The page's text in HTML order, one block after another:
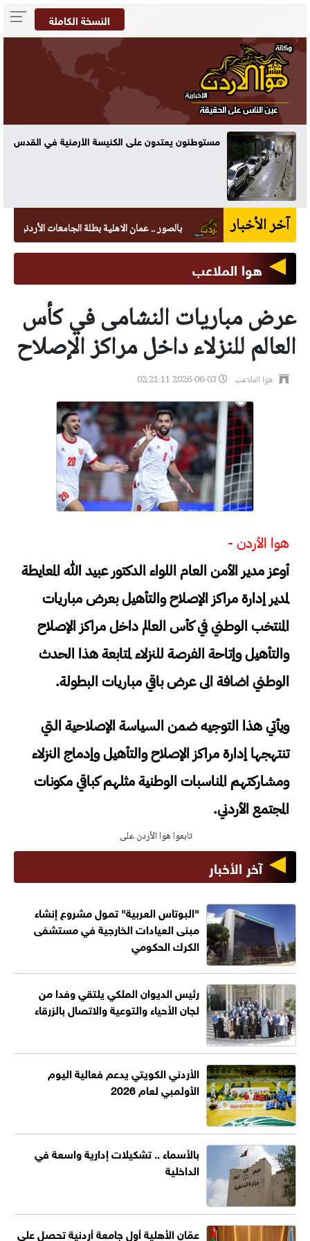
النسخة الكاملة
مستوطنون يعتدون على الكنيسة الأرمنية في القدس
آخر الأخبار بالصور .. عمان الاهلية بطلة الجامعات الأردنية في
هوا الملاعب
عرض مباريات النشامى في كأس
العالم للنزلاء داخل مراكز الإصلاح
هوا الملاعب
هوا الأردن -
أوعز مدير الأمن العام اللواء الدكتور عبيد الله المعايطة
لمدير إدارة مراكز الإصلاح والتأهيل بعرض مباريات
المنتخب الوطني في كأس العالم داخل مراكز الإصلاح
والتأهيل وإتاحة الفرصة للنزلاء لمتابعة هذا الحدث
الوطني اضافة الى عرض باقي مباريات البطولة.
ويأتي هذا التوجيه ضمن السياسة الإصلاحية التي
تنتهجها إدارة مراكز الإصلاح والتأهيل وإدماج النزلاء
ومشاركتهم المناسبات الوطنية مثلهم كباقي مكونات
المجتمع الأردني.
تابعوا هوا الأردن على
آخر الأخبار
"البوتاس العربية" تمول مشروع إنشاء
مبنى العيادات الخارجية في مستشفى
الكرك الحكومي
رئيس الديوان الملكي يلتقي وفدا من
لجان الأحياء والتوعية والاتصال بالزرقاء
الأردني الكويتي يدعم فعالية اليوم
الأولمبي لعام 2026
بالأسماء .. تشكيلات إدارية واسعة في
الداخلية
عمّان الأهلية أول جامعة أردنية تحصل على